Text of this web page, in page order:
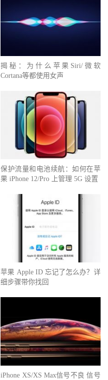
揭秘：为什么苹果Siri/微软
Cortana等都使用女声
保护流量和电池续航：如何在苹
果 iPhone 12/Pro 上管理 5G 设置
苹果 Apple ID 忘记了怎么办？详
细步骤带你找回
iPhone XS/XS Max信号不良 信号